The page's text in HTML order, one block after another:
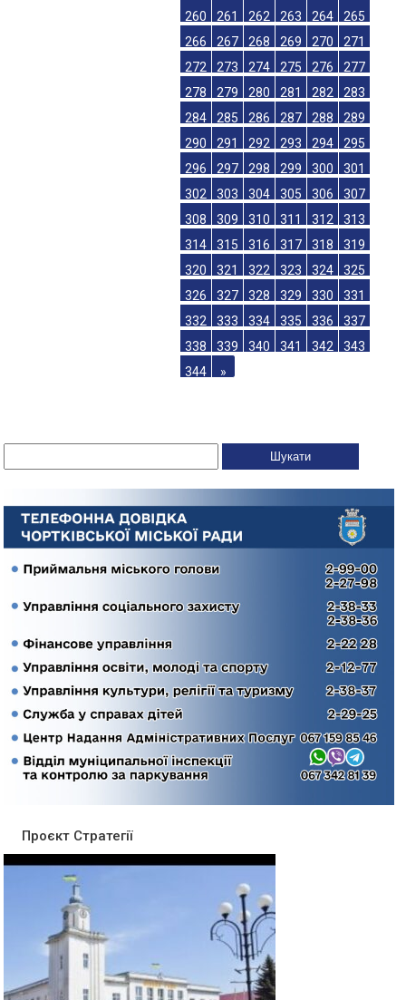
260
261 262 263 264
265
266
267 268 269 270
271
272
273 274 275 276
277
278
279 280 281 282
283
284
285 286 287 288
289
290
291 292 293 294
295
296
297 298 299 300
301
302
303 304 305 306
307
308
309 310 311 312
313
314
315 316 317 318
319
320
321 322 323 324
325
326
327 328 329 330
331
332
333 334 335 336
337
338
339 340 341 342
343
344
»
Проєкт Стратегії